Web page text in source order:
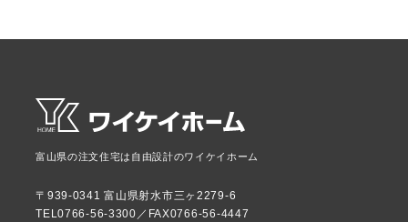
富山県の注文住宅は自由設計のワイケイホーム
〒939-0341 富山県射水市三ヶ2279-6
TEL0766-56-3300／FAX0766-56-4447